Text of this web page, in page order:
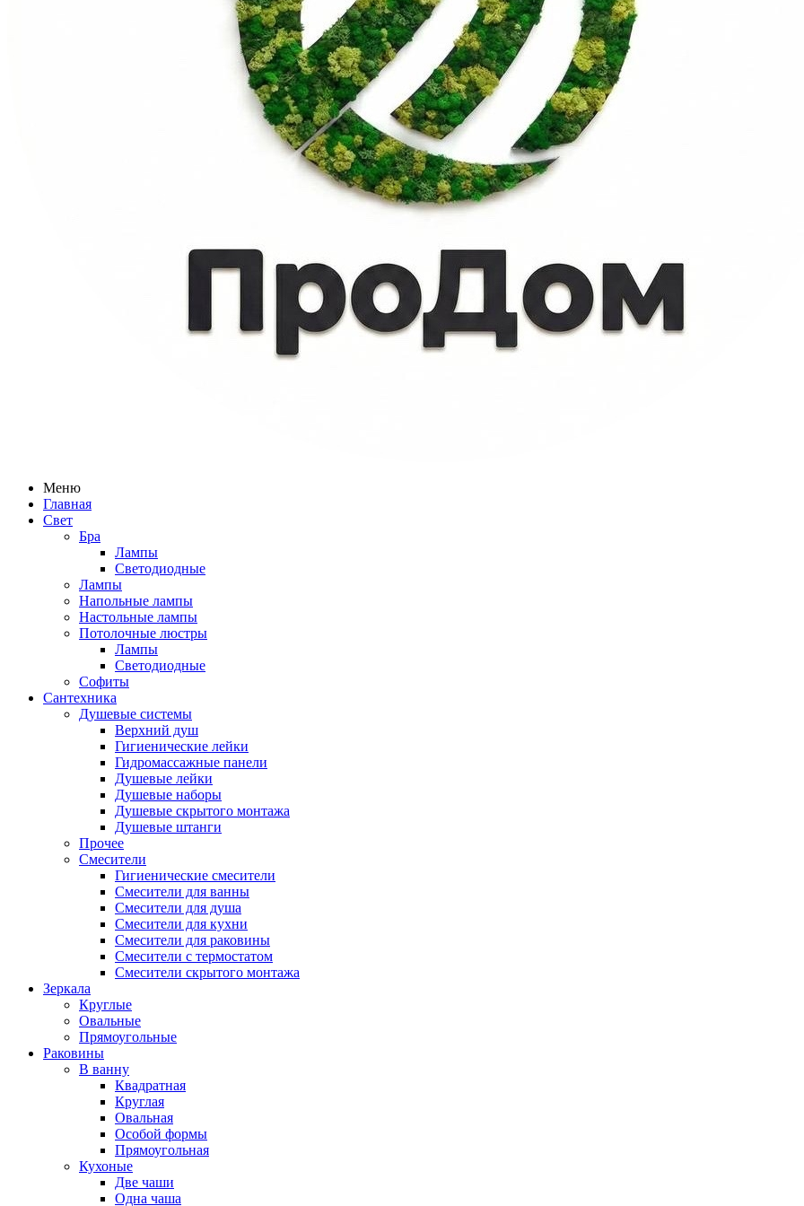
Меню
Главная
Свет
Бра
Лампы
Светодиодные
Лампы
Напольные лампы
Настольные лампы
Потолочные люстры
Лампы
Светодиодные
Софиты
Сантехника
Душевые системы
Верхний душ
Гигиенические лейки
Гидромассажные панели
Душевые лейки
Душевые наборы
Душевые скрытого монтажа
Душевые штанги
Прочее
Смесители
Гигиенические смесители
Смесители для ванны
Смесители для душа
Смесители для кухни
Смесители для раковины
Смесители с термостатом
Смесители скрытого монтажа
Зеркала
Круглые
Овальные
Прямоугольные
Раковины
В ванну
Квадратная
Круглая
Овальная
Особой формы
Прямоугольная
Кухоные
Две чаши
Одна чаша